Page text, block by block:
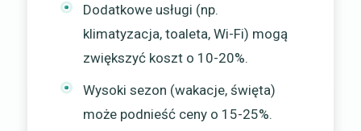
Dodatkowe usługi (np.
klimatyzacja, toaleta, Wi-Fi) mogą
zwiększyć koszt o 10-20%.
Wysoki sezon (wakacje, święta)
może podnieść ceny o 15-25%.